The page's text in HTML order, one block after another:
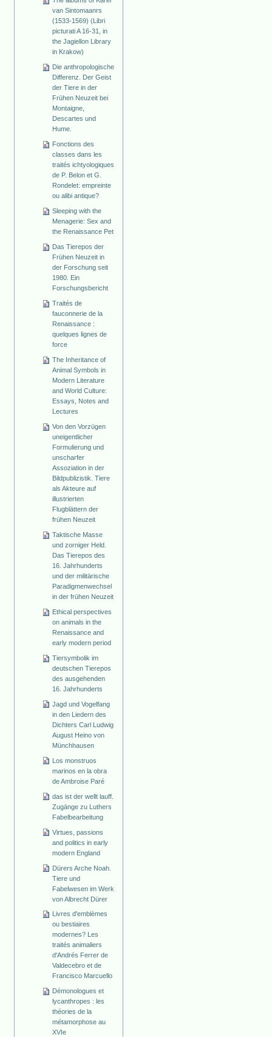
van Sintomaanrs
(1533-1569) (Libri
picturati A 16-31, in
the Jagiellon Library
in Krakow)
Die anthropologische
Differenz. Der Geist
der Tiere in der
Frühen Neuzeit bei
Montaigne,
Descartes und
Hume.
Fonctions des
classes dans les
traités ichtyologiques
de P. Belon et G.
Rondelet: empreinte
ou alibi antique?
Sleeping with the
Menagerie: Sex and
the Renaissance Pet
Das Tierepos der
Frühen Neuzeit in
der Forschung seit
1980. Ein
Forschungsbericht
Traités de
fauconnerie de la
Renaissance :
quelques lignes de
force
The Inheritance of
Animal Symbols in
Modern Literature
and World Culture:
Essays, Notes and
Lectures
Von den Vorzügen
uneigentlicher
Formulierung und
unscharfer
Assoziation in der
Bildpublizistik. Tiere
als Akteure auf
illustrierten
Flugblättern der
frühen Neuzeit
Taktische Masse
und zorniger Held.
Das Tierepos des
16. Jahrhunderts
und der militärische
Paradigmenwechsel
in der frühen Neuzeit
Ethical perspectives
on animals in the
Renaissance and
early modern period
Tiersymbolik im
deutschen Tierepos
des ausgehenden
16. Jahrhunderts
Jagd und Vogelfang
in den Liedern des
Dichters Carl Ludwig
August Heino von
Münchhausen
Los monstruos
marinos en la obra
de Ambroise Paré
das ist der wellt lauff.
Zugänge zu Luthers
Fabelbearbeitung
Virtues, passions
and politics in early
modern England
Dürers Arche Noah.
Tiere und
Fabelwesen im Werk
von Albrecht Dürer
Livres d'emblèmes
ou bestiaires
modernes? Les
traités animaliers
d'Andrés Ferrer de
Valdecebro et de
Francisco Marcuello
Démonologues et
lycanthropes : les
théories de la
métamorphose au
XVIe